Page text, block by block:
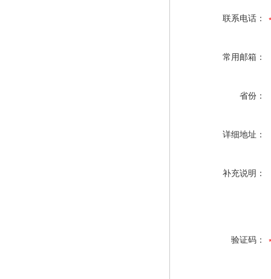
联系电话：
常用邮箱：
省份：
详细地址：
补充说明：
验证码：